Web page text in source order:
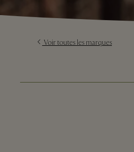
Voir toutes les marques